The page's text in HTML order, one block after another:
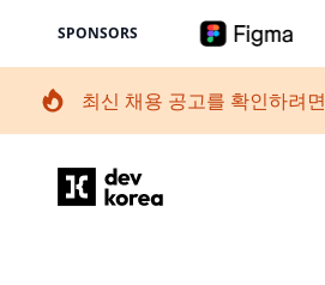
SPONSORS
최신 채용 공고를 확인하려면
Dev Korea